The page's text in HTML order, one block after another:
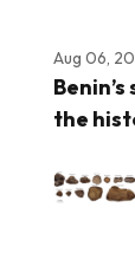
Aug 06,
the